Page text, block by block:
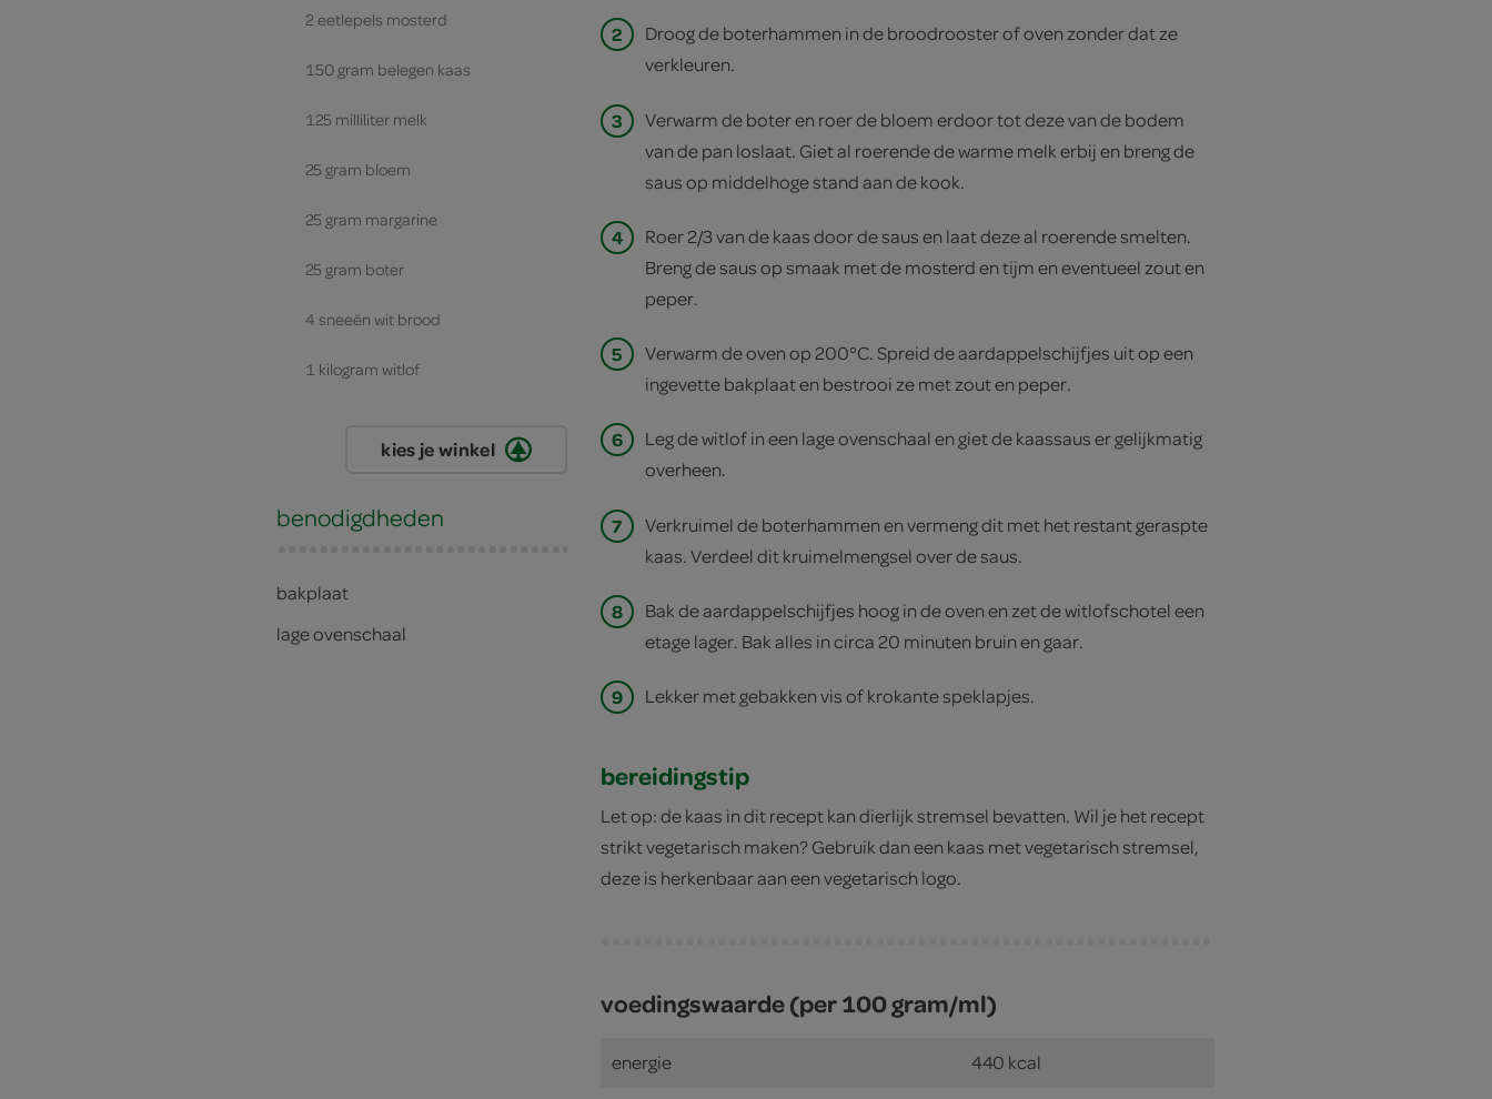
2 eetlepels mosterd
150 gram belegen kaas
125 milliliter melk
25 gram bloem
25 gram margarine
25 gram boter
4 sneeën wit brood
1 kilogram witlof
kies je winkel
benodigdheden
bakplaat
lage ovenschaal
2
Droog de boterhammen in de broodrooster of oven zonder dat ze
verkleuren.
3
Verwarm de boter en roer de bloem erdoor tot deze van de bodem
van de pan loslaat. Giet al roerende de warme melk erbij en breng de
saus op middelhoge stand aan de kook.
4
Roer 2/3 van de kaas door de saus en laat deze al roerende smelten.
Breng de saus op smaak met de mosterd en tijm en eventueel zout en
peper.
5
Verwarm de oven op 200°C. Spreid de aardappelschijfjes uit op een
ingevette bakplaat en bestrooi ze met zout en peper.
6
Leg de witlof in een lage ovenschaal en giet de kaassaus er gelijkmatig
overheen.
7
Verkruimel de boterhammen en vermeng dit met het restant geraspte
kaas. Verdeel dit kruimelmengsel over de saus.
8
Bak de aardappelschijfjes hoog in de oven en zet de witlofschotel een
etage lager. Bak alles in circa 20 minuten bruin en gaar.
9 Lekker met gebakken vis of krokante speklapjes.
bereidingstip
Let op: de kaas in dit recept kan dierlijk stremsel bevatten. Wil je het recept
strikt vegetarisch maken? Gebruik dan een kaas met vegetarisch stremsel,
deze is herkenbaar aan een vegetarisch logo.
voedingswaarde (per 100 gram/ml)
energie 440 kcal